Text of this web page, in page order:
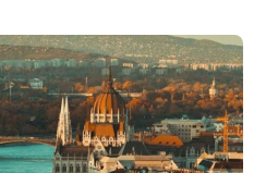
VISUS
METUS:
VIDUTINIO
KLIMATO
SEZONŲ
KAITA